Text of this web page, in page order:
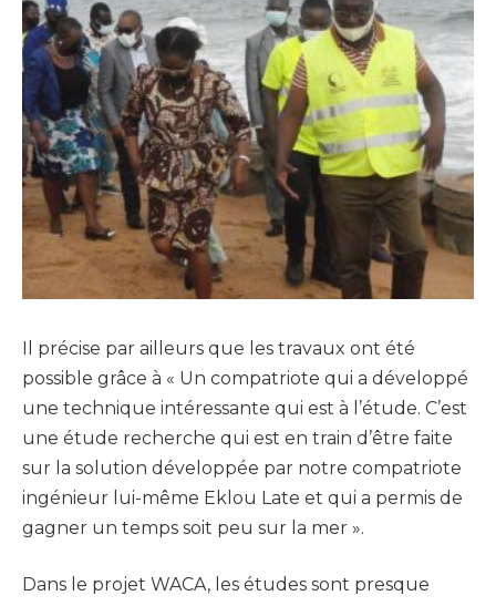
Il précise par ailleurs que les travaux ont été
possible grâce à « Un compatriote qui a développé
une technique intéressante qui est à l’étude. C’est
une étude recherche qui est en train d’être faite
sur la solution développée par notre compatriote
ingénieur lui-même Eklou Late et qui a permis de
gagner un temps soit peu sur la mer ».
Dans le projet WACA, les études sont presque